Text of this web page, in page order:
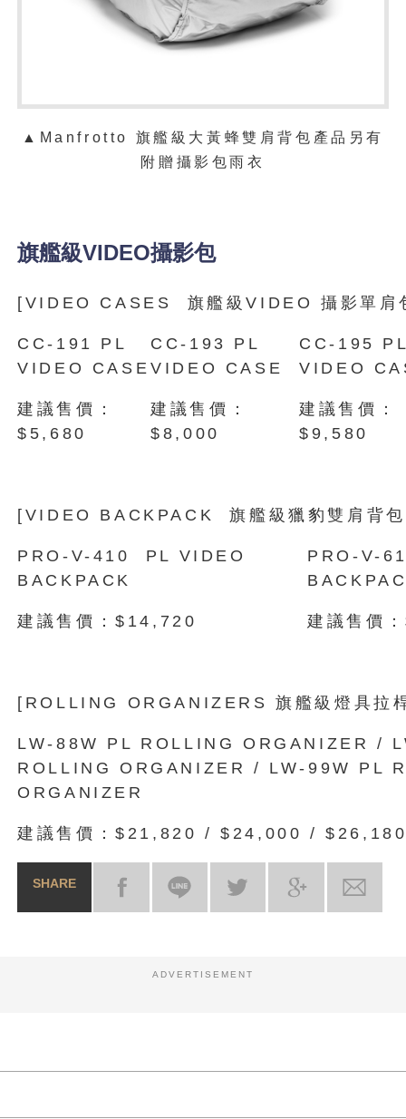
▲Manfrotto 旗艦級大黃蜂雙肩背包產品另有
附贈攝影包雨衣
旗艦級VIDEO攝影包
[VIDEO CASES 旗艦級VIDEO 攝影單肩
CC-191 PL
VIDEO CASE
建議售價：
$5,680
CC-193 PL
VIDEO CASE
建議售價：
$8,000
CC-195
VIDEO
建議售價：
$9,580
[VIDEO BACKPACK 旗艦級獵豹雙肩背
PRO-V-410 PL VIDEO
BACKPACK
建議售價：$14,720
PRO-V-
建議售價
[ROLLING ORGANIZERS 旗艦級燈具拉
LW-88W PL ROLLING ORGANIZER /
ROLLING ORGANIZER / LW-99W PL
ORGANIZER
建議售價：$21,820 / $24,000 /
SHARE
ADVERTISEMENT